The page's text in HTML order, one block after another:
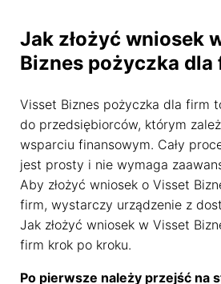
Jak złożyć wniosek
Biznes pożyczka dla
Visset Biznes pożyczka dla firm
do przedsiębiorców, którym
wsparciu finansowym. Cały
jest prosty i nie wymaga
Aby złożyć wniosek o Visset
firm, wystarczy urządzenie z
Jak złożyć wniosek w Visset
firm krok po kroku.
Po pierwsze należy przejść na
Dostosujemy się
Używamy ciasteczek, dzięki którym
Ciebie bardziej przyjazna i działa